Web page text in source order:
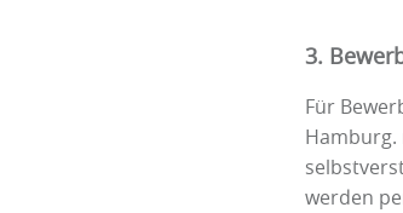
3.
Für
Hamburg.
werden